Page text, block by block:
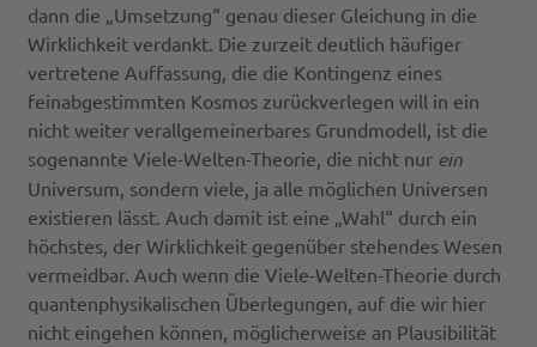
dann die „Umsetzung“ genau dieser Gleichung in die
Wirklichkeit verdankt. Die zurzeit deutlich häufiger
vertretene Auffassung, die die Kontingenz eines
feinabgestimmten Kosmos zurückverlegen will in ein
nicht weiter verallgemeinerbares Grundmodell, ist die
sogenannte Viele-Welten-Theorie, die nicht nur ein
Universum, sondern viele, ja alle möglichen Universen
existieren lässt. Auch damit ist eine „Wahl“ durch ein
höchstes, der Wirklichkeit gegenüber stehendes Wesen
vermeidbar. Auch wenn die Viele-Welten-Theorie durch
quantenphysikalischen Überlegungen, auf die wir hier
nicht eingehen können, möglicherweise an Plausibilität